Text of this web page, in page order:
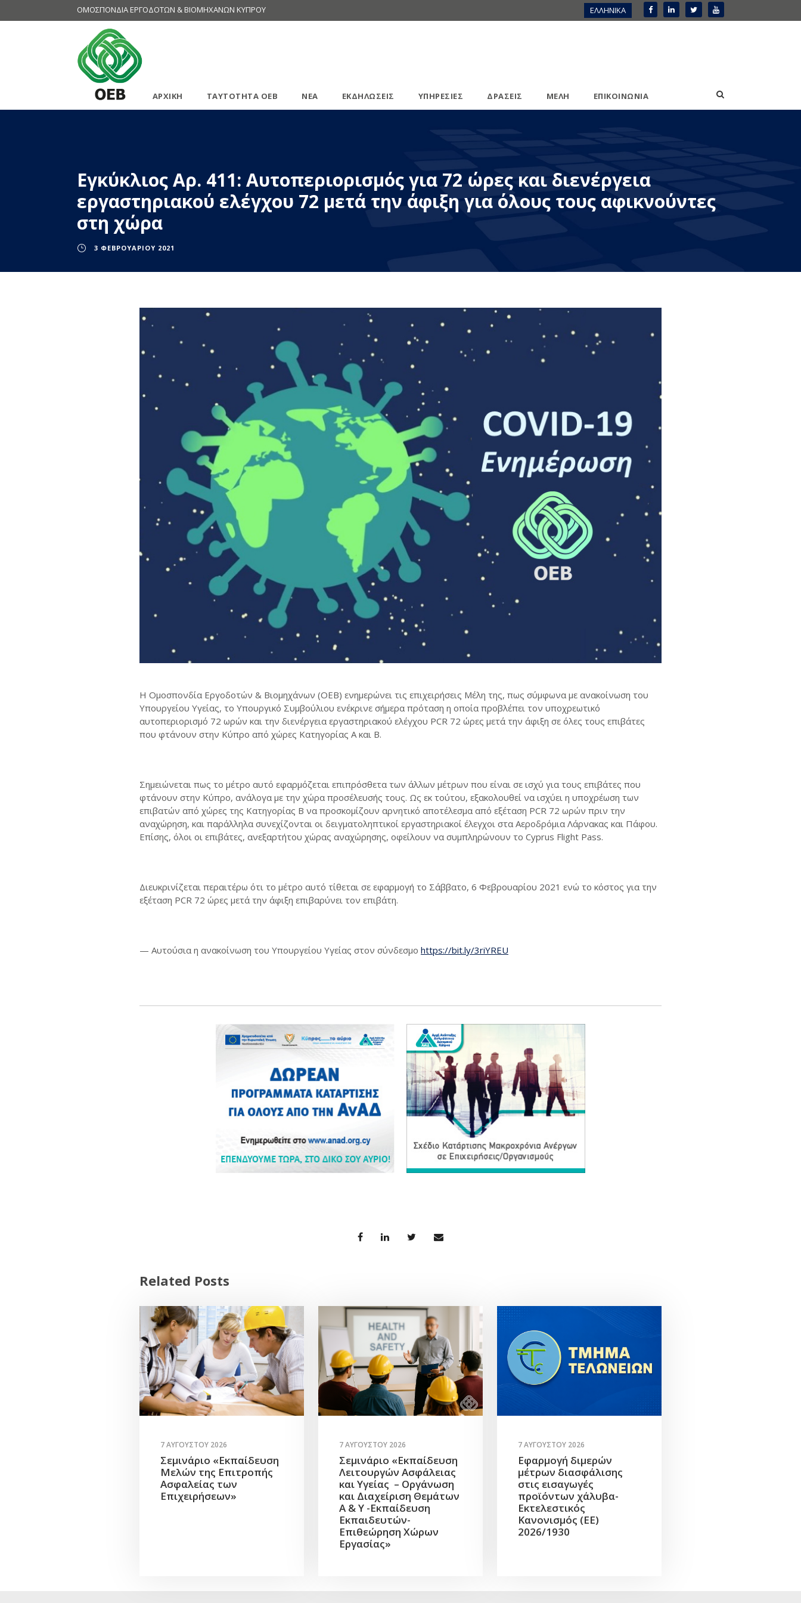
ΟΜΟΣΠΟΝΔΙΑ ΕΡΓΟΔΟΤΩΝ & ΒΙΟΜΗΧΑΝΩΝ ΚΥΠΡΟΥ ΕΛΛΗΝΙΚΑ
ΑΡΧΙΚΗ ΤΑΥΤΟΤΗΤΑ ΟΕΒ ΝΕΑ ΕΚΔΗΛΩΣΕΙΣ ΥΠΗΡΕΣΙΕΣ ΔΡΑΣΕΙΣ ΜΕΛΗ ΕΠΙΚΟΙΝΩΝΙΑ
Εγκύκλιος Αρ. 411: Αυτοπεριορισμός για 72 ώρες και διενέργεια
εργαστηριακού ελέγχου 72 μετά την άφιξη για όλους τους αφικνούντες
στη χώρα
3 ΦΕΒΡΟΥΑΡΊΟΥ 2021
Η Ομοσπονδία Εργοδοτών & Βιομηχάνων (ΟΕΒ) ενημερώνει τις επιχειρήσεις Μέλη της, πως σύμφωνα με ανακοίνωση του
Υπουργείου Υγείας, το Υπουργικό Συμβούλιου ενέκρινε σήμερα πρόταση η οποία προβλέπει τον υποχρεωτικό
αυτοπεριορισμό 72 ωρών και την διενέργεια εργαστηριακού ελέγχου PCR 72 ώρες μετά την άφιξη σε όλες τους επιβάτες
που φτάνουν στην Κύπρο από χώρες Κατηγορίας Α και Β.
Σημειώνεται πως το μέτρο αυτό εφαρμόζεται επιπρόσθετα των άλλων μέτρων που είναι σε ισχύ για τους επιβάτες που
φτάνουν στην Κύπρο, ανάλογα με την χώρα προσέλευσής τους. Ως εκ τούτου, εξακολουθεί να ισχύει η υποχρέωση των
επιβατών από χώρες της Κατηγορίας Β να προσκομίζουν αρνητικό αποτέλεσμα από εξέταση PCR 72 ωρών πριν την
αναχώρηση, και παράλληλα συνεχίζονται οι δειγματοληπτικοί εργαστηριακοί έλεγχοι στα Αεροδρόμια Λάρνακας και Πάφου.
Επίσης, όλοι οι επιβάτες, ανεξαρτήτου χώρας αναχώρησης, οφείλουν να συμπληρώνουν το Cyprus Flight Pass.
Διευκρινίζεται περαιτέρω ότι το μέτρο αυτό τίθεται σε εφαρμογή το Σάββατο, 6 Φεβρουαρίου 2021 ενώ το κόστος για την
εξέταση PCR 72 ώρες μετά την άφιξη επιβαρύνει τον επιβάτη.
— Αυτούσια η ανακοίνωση του Υπουργείου Υγείας στον σύνδεσμο https://bit.ly/3riYREU
Related Posts
7 ΑΥΓΟΎΣΤΟΥ 2026
Σεμινάριο «Εκπαίδευση
Μελών της Επιτροπής
Ασφαλείας των
Επιχειρήσεων»
7 ΑΥΓΟΎΣΤΟΥ 2026
Σεμινάριο «Εκπαίδευση
Λειτουργών Ασφάλειας
και Υγείας – Οργάνωση
και Διαχείριση Θεμάτων
Α & Υ -Εκπαίδευση
Εκπαιδευτών-
Επιθεώρηση Χώρων
Εργασίας»
7 ΑΥΓΟΎΣΤΟΥ 2026
Εφαρμογή διμερών
μέτρων διασφάλισης
στις εισαγωγές
προϊόντων χάλυβα-
Εκτελεστικός
Κανονισμός (ΕΕ)
2026/1930